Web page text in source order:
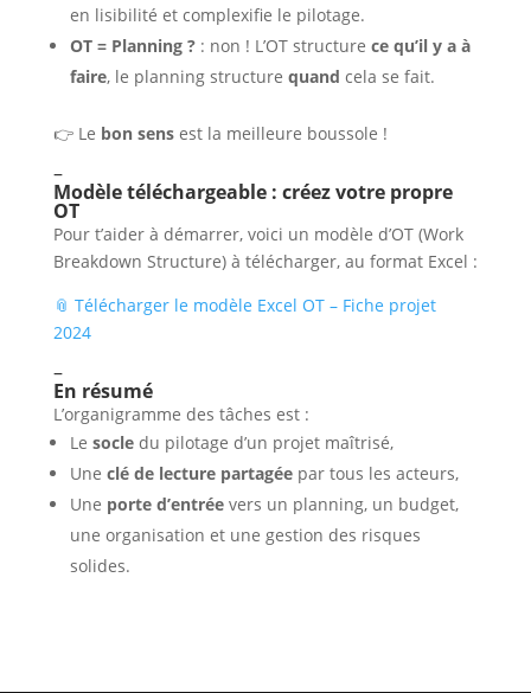
en lisibilité et complexifie le pilotage.
OT = Planning ?: non ! L’OT structure ce qu’il y a à
faire, le planning structure quand cela se fait.
👉 Le bon sensest la meilleure boussole !
–
Modèle téléchargeable : créez votre propre
OT
Pour t’aider à démarrer, voici un modèle d’OT (Work
Breakdown Structure) à télécharger, au format Excel :
📎 Télécharger le modèle Excel OT – Fiche projet
2024
–
En résumé
L’organigramme des tâches est :
Le socledu pilotage d’un projet maîtrisé,
Une clé de lecture partagéepar tous les acteurs,
Une porte d’entréevers un planning, un budget,
une organisation et une gestion des risques
solides.